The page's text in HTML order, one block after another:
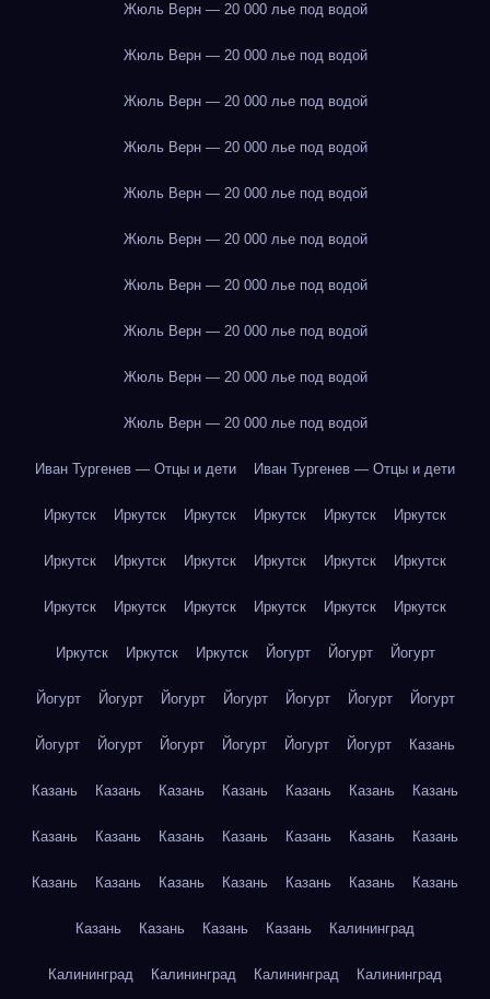
Жюль Верн — 20 000 лье под водой
Жюль Верн — 20 000 лье под водой
Жюль Верн — 20 000 лье под водой
Жюль Верн — 20 000 лье под водой
Жюль Верн — 20 000 лье под водой
Жюль Верн — 20 000 лье под водой
Жюль Верн — 20 000 лье под водой
Жюль Верн — 20 000 лье под водой
Жюль Верн — 20 000 лье под водой
Жюль Верн — 20 000 лье под водой
Иван Тургенев — Отцы и дети Иван Тургенев — Отцы и дети
Иркутск Иркутск Иркутск Иркутск Иркутск Иркутск
Иркутск Иркутск Иркутск Иркутск Иркутск Иркутск
Иркутск Иркутск Иркутск Иркутск Иркутск Иркутск
Иркутск Иркутск Иркутск Йогурт Йогурт Йогурт
Йогурт Йогурт Йогурт Йогурт Йогурт Йогурт Йогурт
Йогурт Йогурт Йогурт Йогурт Йогурт Йогурт Казань
Казань Казань Казань Казань Казань Казань Казань
Казань Казань Казань Казань Казань Казань Казань
Казань Казань Казань Казань Казань Казань Казань
Казань Казань Казань Казань Калининград
Калининград Калининград Калининград Калининград